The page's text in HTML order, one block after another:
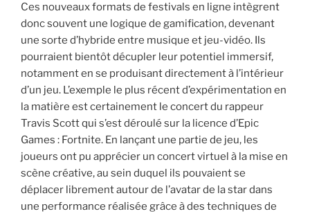
Ces nouveaux formats de festivals en ligne intègrent
donc souvent une logique de gamification, devenant
une sorte d’hybride entre musique et jeu-vidéo. Ils
pourraient bientôt décupler leur potentiel immersif,
notamment en se produisant directement à l’intérieur
d’un jeu. L’exemple le plus récent d’expérimentation en
la matière est certainement le concert du rappeur
Travis Scott qui s’est déroulé sur la licence d’Epic
Games : Fortnite. En lançant une partie de jeu, les
joueurs ont pu apprécier un concert virtuel à la mise en
scène créative, au sein duquel ils pouvaient se
déplacer librement autour de l’avatar de la star dans
une performance réalisée grâce à des techniques de